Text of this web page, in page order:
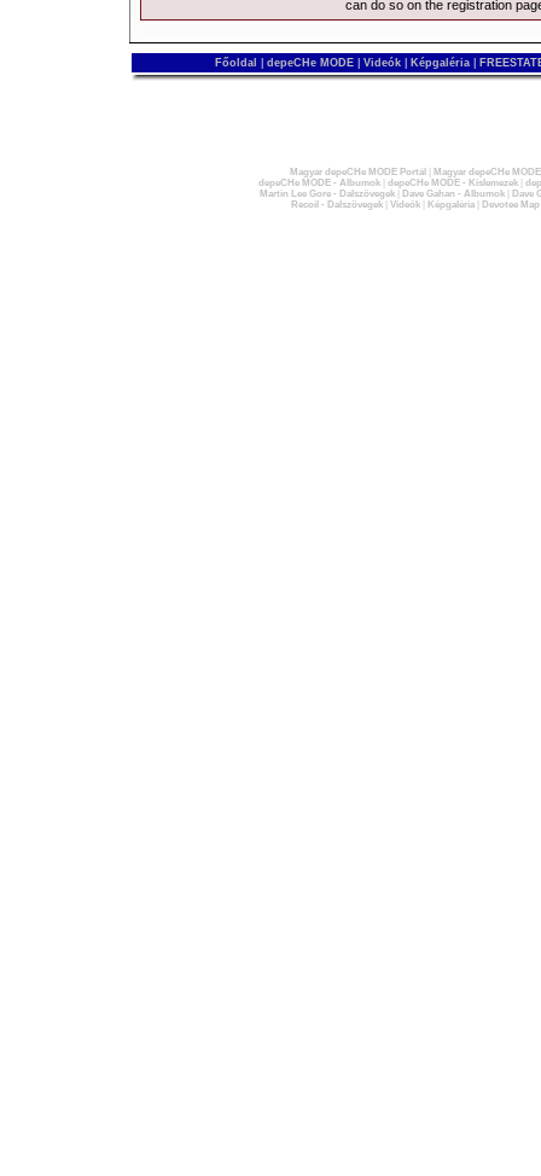
can do so on the registration
Főoldal depeCHe MODE Videók Képgaléria
Magyar depeCHe MODE Portál
Magyar depeCHe
depeCHe MODE - Albumok| depeCHe MODE - Kislemezek|
Martin Lee Gore - Dalszövegek| Dave Gahan - Albumok|
Dave
Recoil - Dalszövegek| Videók| Képgaléria| Devotee Map